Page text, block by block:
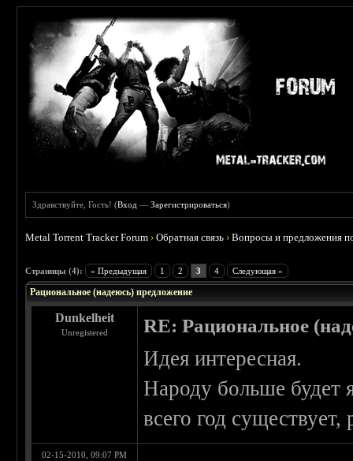
Здравствуйте, Гость! (Вход —Зарегистрироваться)
Metal Torrent Tracker Forum ›Обратная связь ›Вопросы и предложения
Страницы (4): « Предыдущая 1 2 3 4 Следующая »
Рациональное (надеюсь) предложение
Dunkelheit
Unregistered RE: Рациональное
Идея интересная.
Народу больше будет
всего год
02-15-2010, 09:07 PM